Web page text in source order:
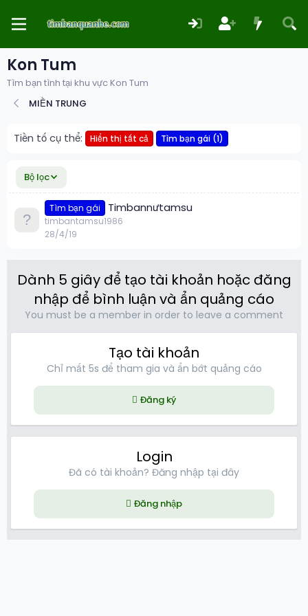
Kon Tum
Tìm bạn tình tại khu vực Kon Tum
MIỀN TRUNG
Tiền tố cụ thể: Hiển thị tất cả Tìm bạn gái (1)
Bộ lọc
Tìm bạn gái Timbannưtamsu
timbantamsu1986
28/4/19
Dành 5 giây để tạo tài khoản hoặc đăng
nhập để bình luận và ẩn quảng cáo
You must be a member in order to leave a comment
Tạo tài khoản
Chỉ mất 5s để tham gia và ẩn bớt quảng cáo
Đăng ký
Login
Đã có tài khoản? Đăng nhập tại đây
Đăng nhập